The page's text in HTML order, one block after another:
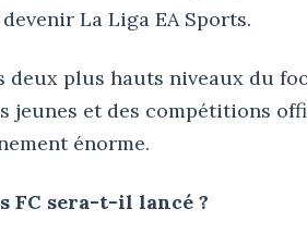
La Liga EA Sports.
plus hauts niveaux du
et des compétitions
énorme.
FC sera-t-il lancé ?